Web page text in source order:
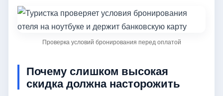
Проверка условий бронирования перед оплатой
Почему слишком высокая
скидка должна насторожить